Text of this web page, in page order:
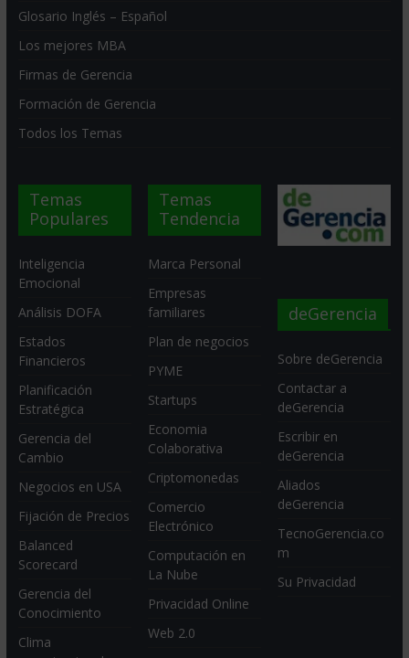
Glosario Inglés – Español
Los mejores MBA
Firmas de Gerencia
Formación de Gerencia
Todos los Temas
Temas
Populares
Inteligencia
Emocional
Análisis DOFA
Estados
Financieros
Planificación
Estratégica
Gerencia del
Cambio
Negocios en USA
Fijación de Precios
Balanced
Scorecard
Gerencia del
Conocimiento
Clima
Temas
Tendencia
Marca Personal
Empresas
familiares
Plan de negocios
PYME
Startups
Economia
Colaborativa
Criptomonedas
Comercio
Electrónico
Computación en
La Nube
Privacidad Online
Web 2.0
deGerencia
Sobre deGerencia
Contactar a
deGerencia
Escribir en
deGerencia
Aliados
deGerencia
TecnoGerencia.co
m
Su Privacidad